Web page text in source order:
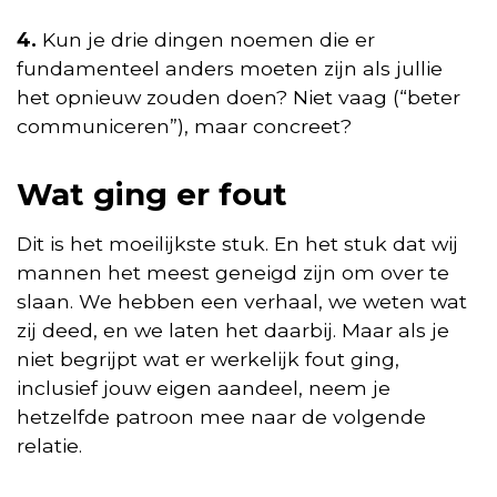
4. Kun je drie dingen noemen die er
fundamenteel anders moeten zijn als jullie
het opnieuw zouden doen? Niet vaag (“beter
communiceren”), maar concreet?
Wat ging er fout
Dit is het moeilijkste stuk. En het stuk dat wij
mannen het meest geneigd zijn om over te
slaan. We hebben een verhaal, we weten wat
zij deed, en we laten het daarbij. Maar als je
niet begrijpt wat er werkelijk fout ging,
inclusief jouw eigen aandeel, neem je
hetzelfde patroon mee naar de volgende
relatie.